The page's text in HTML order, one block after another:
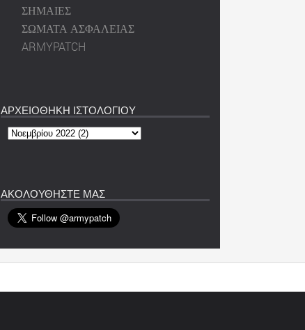
ΣΗΜΑΙΕΣ
ΣΩΜΑΤΑ ΑΣΦΑΛΕΙΑΣ
ARMYPATCH
ΑΡΧΕΙΟΘΗΚΗ ΙΣΤΟΛΟΓΙΟΥ
ΑΚΟΛΟΥΘΗΣΤΕ ΜΑΣ